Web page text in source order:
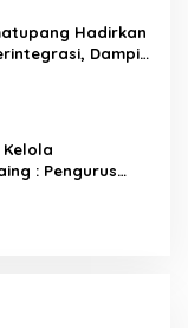
Hadirkan
Dampin
Hingga Tumbuh
: Pengurus
Kota Bekasi